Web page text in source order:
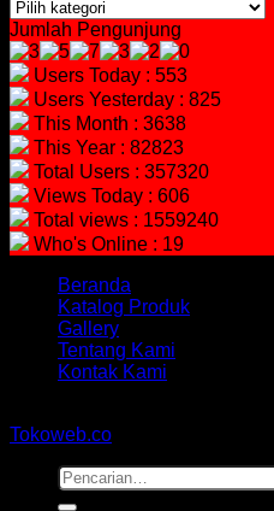
Jumlah Pengunjung
Users Today : 553
Users Yesterday : 825
This Month : 3638
This Year : 82823
Total Users : 357320
Views Today : 606
Total views : 1559240
Who's Online : 19
Beranda
Katalog Produk
Gallery
Tentang Kami
Kontak Kami
Tokoweb.co
Pencarian
untuk: